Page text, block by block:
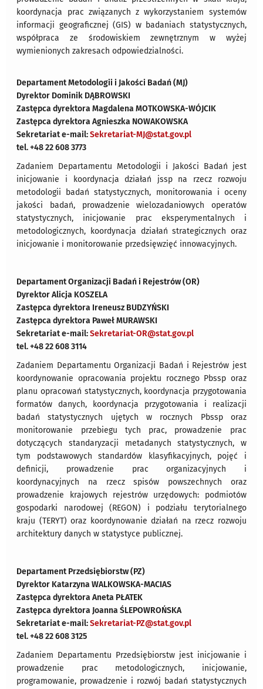
koordynacja prac związanych z wykorzystaniem systemów
informacji geograficznej (GIS) w badaniach statystycznych,
współpraca ze środowiskiem zewnętrznym w wyżej
wymienionych zakresach odpowiedzialności.
Departament Metodologii i Jakości Badań (MJ)
Dyrektor Dominik DĄBROWSKI
Zastępca dyrektora Magdalena MOTKOWSKA-WÓJCIK
Zastępca dyrektora Agnieszka NOWAKOWSKA
Sekretariat e-mail:Sekretariat-MJ@stat.gov.pl
tel. +48 22 608 3773
Zadaniem Departamentu Metodologii i Jakości Badań jest
inicjowanie i koordynacja działań jssp na rzecz rozwoju
metodologii badań statystycznych, monitorowania i oceny
jakości badań, prowadzenie wielozadaniowych operatów
statystycznych, inicjowanie prac eksperymentalnych i
metodologicznych, koordynacja działań strategicznych oraz
inicjowanie i monitorowanie przedsięwzięć innowacyjnych.
Departament Organizacji Badań i Rejestrów (OR)
Dyrektor Alicja KOSZELA
Zastępca dyrektora Ireneusz BUDZYŃSKI
Zastępca dyrektora Paweł MURAWSKI
Sekretariat e-mail:Sekretariat-OR@stat.gov.pl
tel. +48 22 608 3114
Zadaniem Departamentu Organizacji Badań i Rejestrów jest
koordynowanie opracowania projektu rocznego Pbssp oraz
planu opracowań statystycznych, koordynacja przygotowania
formatów danych, koordynacja przygotowania i realizacji
badań statystycznych ujętych w rocznych Pbssp oraz
monitorowanie przebiegu tych prac, prowadzenie prac
dotyczących standaryzacji metadanych statystycznych, w
tym podstawowych standardów klasyfikacyjnych, pojęć i
definicji, prowadzenie prac organizacyjnych i
koordynacyjnych na rzecz spisów powszechnych oraz
prowadzenie krajowych rejestrów urzędowych: podmiotów
gospodarki narodowej (REGON) i podziału terytorialnego
kraju (TERYT) oraz koordynowanie działań na rzecz rozwoju
architektury danych w statystyce publicznej.
Departament Przedsiębiorstw (PZ)
Dyrektor Katarzyna WALKOWSKA-MACIAS
Zastępca dyrektora Aneta PŁATEK
Zastępca dyrektora Joanna ŚLEPOWROŃSKA
Sekretariat e-mail:Sekretariat-PZ@stat.gov.pl
tel. +48 22 608 3125
Zadaniem Departamentu Przedsiębiorstw jest inicjowanie i
prowadzenie prac metodologicznych, inicjowanie,
programowanie, prowadzenie i rozwój badań statystycznych